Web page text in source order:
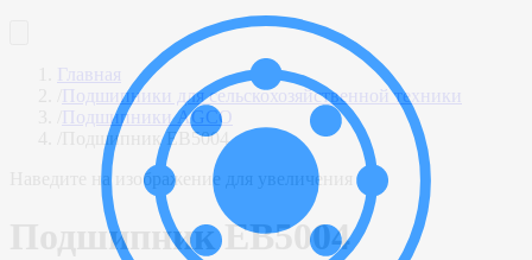
Главная
Подшипники для сельскохозяйственной техники
Подшипники AGCO
Подшипник EB5004
Наведите на изображение для увеличения
Подшипник EB5004